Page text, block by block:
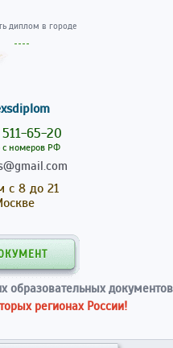
65-20
с номеров РФ
с 8 до 21
образовательных документов
регионах России!